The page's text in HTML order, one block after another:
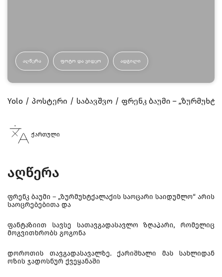
ᲐᲦᲬᲔᲠᲐ ᲤᲝᲢᲝ ᲓᲐ ᲕᲘᲓᲔᲝ ᲐᲓᲒᲘᲚᲘ
Yolo პოსტერი საბავშვო ფრენკ ბაუმი –
ქართული
აღწერა
ფრენკ ბაუმი – „ზურმუხტქალაქის საოცარი საიდუმლო“ არის
საოცრებებითა და
ფანტაზიით სავსე სათავგადასავლო ზღაპარი, რომელიც
მოგვითხრობს გოგონა
დოროთის თავგადასავალზე. ქარიშხალი მას სახლიდან
ოზის ჯადოსნურ ქვეყანაში